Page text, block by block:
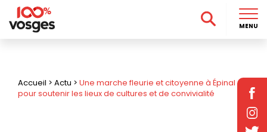
Accueil > Actu > Une marche fleurie et citoyenne à Épinal
pour soutenir les lieux de cultures et de convivialité
MENU